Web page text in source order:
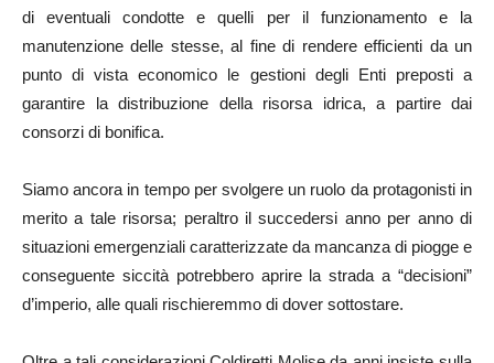
di eventuali condotte e quelli per il funzionamento e la
manutenzione delle stesse, al fine di rendere efficienti da un
punto di vista economico le gestioni degli Enti preposti a
garantire la distribuzione della risorsa idrica, a partire dai
consorzi di bonifica.
Siamo ancora in tempo per svolgere un ruolo da protagonisti in
merito a tale risorsa; peraltro il succedersi anno per anno di
situazioni emergenziali caratterizzate da mancanza di piogge e
conseguente siccità potrebbero aprire la strada a “decisioni”
d’imperio, alle quali rischieremmo di dover sottostare.